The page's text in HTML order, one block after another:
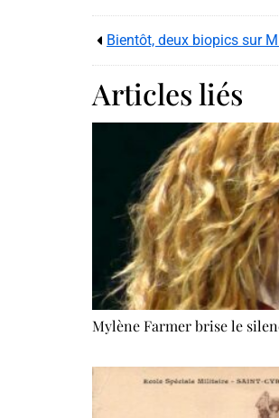
Bientôt, deux biopics sur
Articles liés
Mylène Farmer brise le